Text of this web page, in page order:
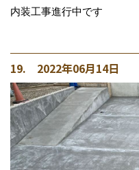
内装工事進行中です
19. 2022年06月14日